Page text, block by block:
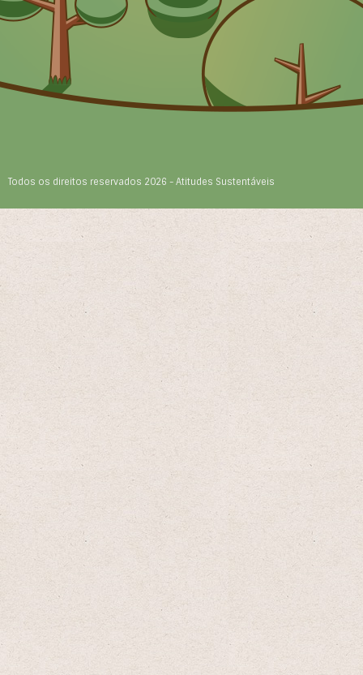
Todos os direitos reservados 2026 - Atitudes Sustentáveis